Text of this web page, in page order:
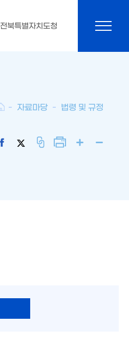
전북특별자치도청
자료마당 법령 및 규정